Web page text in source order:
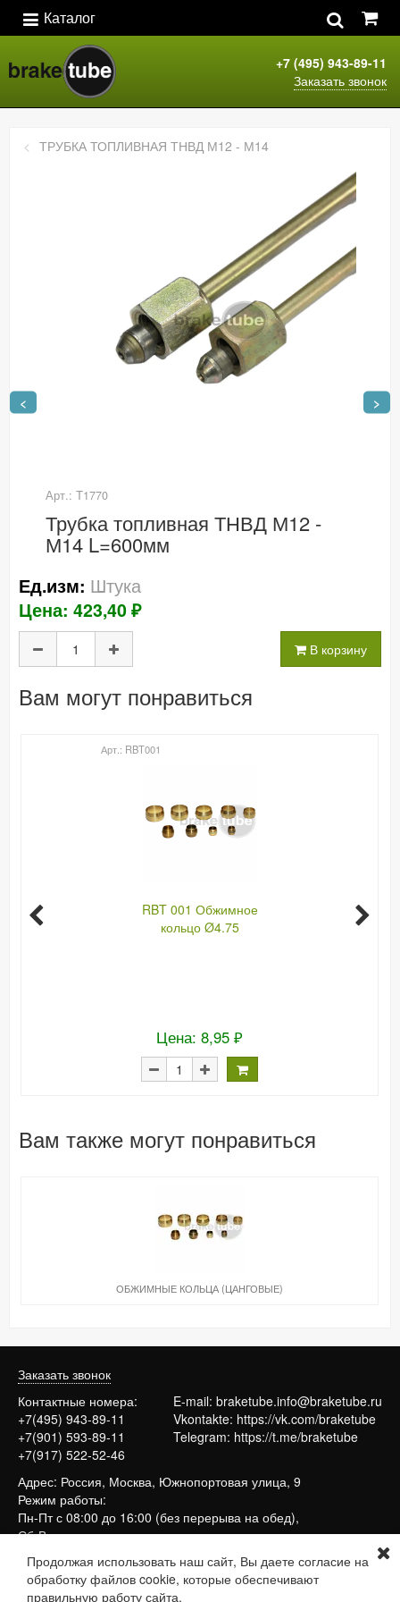
Каталог
+7 (495) 943-89-11
Заказать звонок
< >
ТРУБКА ТОПЛИВНАЯ ТНВД М12 - М14
Арт.: Т1770
Трубка топливная ТНВД М12 -
М14 L=600мм
Ед.изм: Штука
Цена: 423,40 ₽
В корзину
Вам могут понравиться
Арт.: RBT001
RBT 001 Обжимное
кольцо Ø4.75
Цена: 8,95 ₽
Вам также могут понравиться
ОБЖИМНЫЕ КОЛЬЦА (ЦАНГОВЫЕ)
Заказать звонок
Контактные номера:
+7(495) 943-89-11
+7(901) 593-89-11
+7(917) 522-52-46
Адрес: Россия, Москва, Южнопортовая улица, 9
Режим работы:
Пн-Пт с 08:00 до 16:00 (без перерыва на обед),
Сб-Вс выходные
E-mail: braketube.info@braketube.ru
Vkontakte: https://vk.com/braketube
Telegram: https://t.me/braketube
Сайт работает на системеМойБизнес2
Продолжая использовать наш сайт, Вы даете согласие на
обработку файлов cookie, которые обеспечивают
правильную работу сайта.